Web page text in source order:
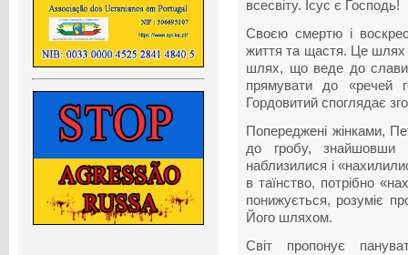
всесвіту. Ісус є Господь!
Своєю смертю і
життя та щастя. Це шлях
шлях, що веде до
прямувати до «речей
Гордовитий споглядає
Попереджені жінками,
до гробу, знайшовши
наблизилися і
в таїнство, потрібно
понижується, розуміє
Його шляхом.
Світ пропонує